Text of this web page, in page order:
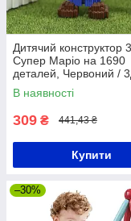
Дитячий конструктор
Супер Маріо на 1690
деталей, Червоний /
конструктор Super
Конструктор для дітей
В наявності
309 ₴ 441,43 ₴
Купити
–30%